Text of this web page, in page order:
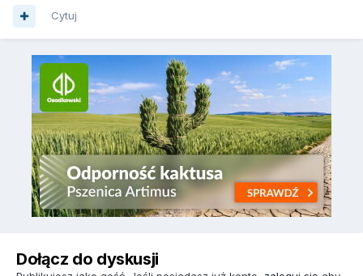
Cytuj
Dołącz do dyskusji